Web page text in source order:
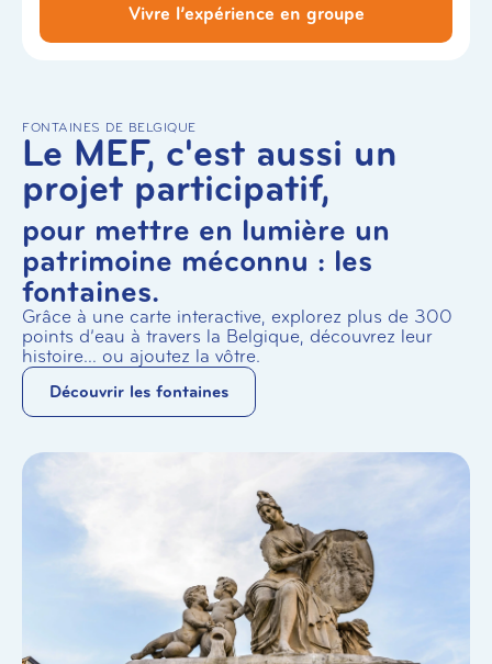
Vivre l’expérience en groupe
FONTAINES DE BELGIQUE
Le MEF, c'est aussi un
projet participatif,
pour mettre en lumière un
patrimoine méconnu : les
fontaines.
Grâce à une carte interactive, explorez plus de 300
points d’eau à travers la Belgique, découvrez leur
histoire… ou ajoutez la vôtre.
Découvrir les fontaines